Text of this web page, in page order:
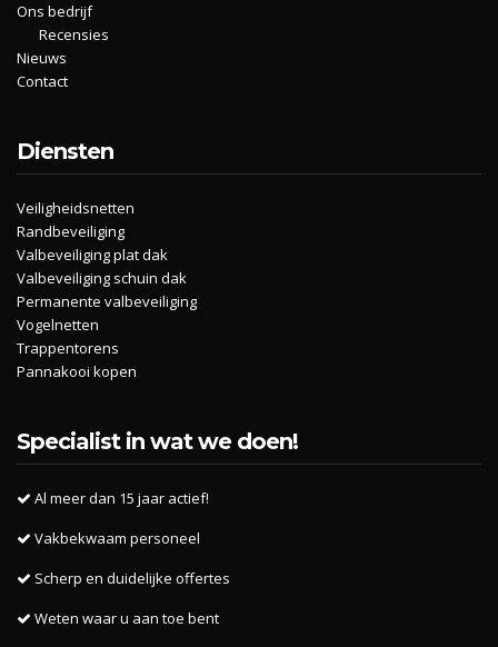
Ons bedrijf
Recensies
Nieuws
Contact
Diensten
Veiligheidsnetten
Randbeveiliging
Valbeveiliging plat dak
Valbeveiliging schuin dak
Permanente valbeveiliging
Vogelnetten
Trappentorens
Pannakooi kopen
Specialist in wat we doen!
Al meer dan 15 jaar actief!
Vakbekwaam personeel
Scherp en duidelijke offertes
Weten waar u aan toe bent